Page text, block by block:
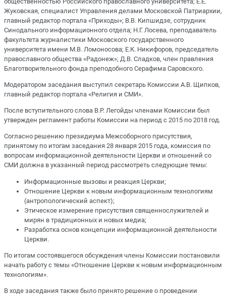
Жуковская, специалист Управления делами Московской Патриархии,
главный редактор портала «Приходы»; В.В. Кипшидзе, сотрудник
Синодального информационного отдела; Н.Г. Лосева, преподаватель
факультета журналистики Московского государственного
университета имени М.В. Ломоносова; Е.К. Никифоров, председатель
православного общества «Радонеж»; Д.В. Сладков, член правления
Благотворительного фонда преподобного Серафима Саровского.
Модератором заседания выступил секретарь Комиссии А.В. Щипков,
главный редактор портала «Религия и СМИ».
После вступительного слова В.Р. Легойды членами Комиссии был
утвержден регламент работы Комиссии на период с 2015 по 2018 год.
Согласно решению президиума Межсоборного присутствия,
принятому по итогам заседания 28 января 2015 года, комиссия по
вопросам информационной деятельности Церкви и отношений со
СМИ должна в указанный период рассмотреть следующие темы:
Информационные вызовы и реакция Церкви;
Отношение Церкви к новым информационным технологиям
(антропологический аспект);
Этическое измерение присутствия священнослужителей и
мирян в традиционных и новых медиа;
Разработка основ концепции информационной деятельности
Церкви.
По итогам состоявшегося обсуждения члены Комиссии постановили
начать работу с темы «Отношение Церкви к новым информационным
технологиям».
В ходе заседания также было принято решение о проведении